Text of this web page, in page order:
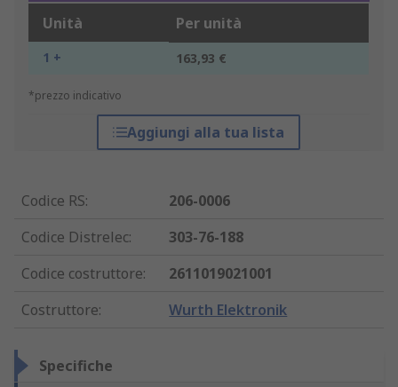
Unità Per unità
1 + 163,93 €
*prezzo indicativo
Aggiungi alla tua lista
Codice RS:
206-0006
Codice Distrelec:
303-76-188
Codice costruttore:
2611019021001
Costruttore: Wurth Elektronik
Specifiche